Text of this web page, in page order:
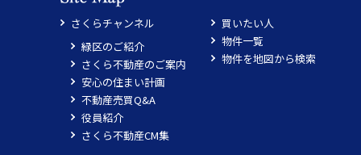
さくらチャンネル
緑区のご紹介
さくら不動産のご案内
安心の住まい計画
不動産売買Q&A
役員紹介
さくら不動産CM集
買いたい人
物件一覧
物件を地図から検索